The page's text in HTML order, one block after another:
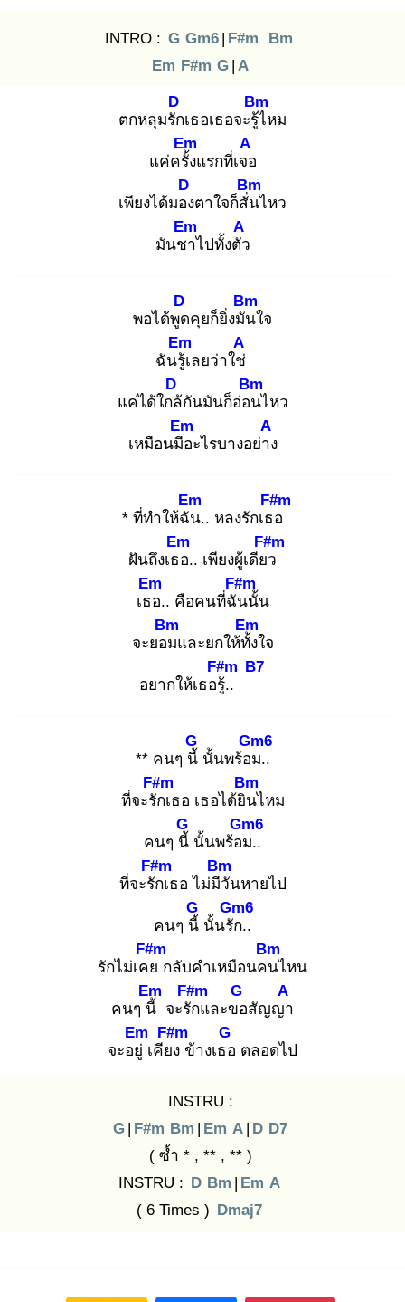
INTRO : G Gm6 | F#m
Bm
Em F#m G | A
ตกหลุมรัก
D
เธอเธอจะรู้ไ
Bm
หม
แค่ครั้ง
Em
แรกที่เจอ
A
เพียงได้มอง
D
ตาใจก็สั่น
Bm
ไหว
มันชา
Em
ไปทั้งตัว
A
พอได้พูด
D
คุยก็ยิ่งมัน
Bm
ใจ
ฉันรู้เ
Em
ลยว่าใช่
A
แค่ได้ใกล้
D
กันมันก็อ่อน
Bm
ไหว
เหมือนมีอ
Em
ะไรบางอย่าง
A
* ที่ทำให้ฉัน
Em
.. หลงรักเธอ
F#m
ฝันถึงเธอ
Em
.. เพียงผู้เดียว
F#m
เธอ
Em
.. คือคนที่ฉัน
F#m
นั้น
จะยอม
Bm
และยกให้ทั้ง
Em
ใจ
อยากให้เธอรู้.
F#m
.
B7
** คนๆ นี้
G
นั้นพร้อม
Gm6
..
ที่จะรัก
F#m
เธอ เธอได้ยิน
Bm
ไหม
คนๆ นี้
G
นั้นพร้อม
Gm6
..
ที่จะรัก
F#m
เธอ ไม่มีวั
Bm
นหายไป
คนๆ นี้
G
นั้นรัก
Gm6
..
รักไม่เคย
F#m
กลับคำเหมือนคน
Bm
ไหน
คนๆ นี้
Em
จะรัก
F#m
และขอ
G
สัญญา
A
จะอยู่
Em
เคียง
F#m
ข้างเธอ
G
ตลอดไป
INSTRU :
G | F#m Bm | Em A | D D7
( ซ้ำ * , ** , ** )
INSTRU : D Bm | Em A
( 6 Times ) Dmaj7